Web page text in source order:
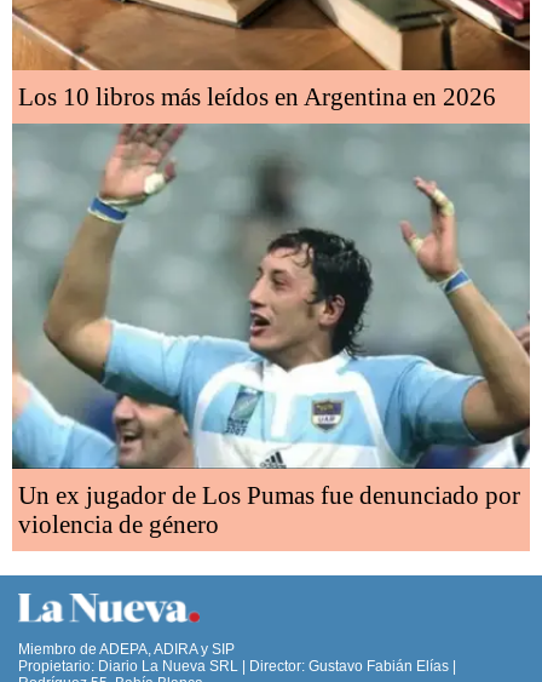
Los 10 libros más leídos en Argentina en 2026
Un ex jugador de Los Pumas fue denunciado por
violencia de género
Miembro de ADEPA, ADIRA y SIP
Propietario: Diario La Nueva SRL | Director: Gustavo Fabián Elías |